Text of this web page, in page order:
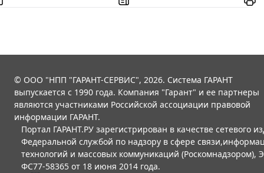
© ООО "НПП "ГАРАНТ-СЕРВИС", 2026. Система ГАРАНТ
выпускается с 1990 года. Компания "Гарант" и ее партнеры
являются участниками Российской ассоциации правовой
информации ГАРАНТ.
Портал ГАРАНТ.РУ зарегистрирован в качестве сетевого
Федеральной службой по надзору в сфере
технологий и массовых коммуникаций (Роскомнадзором),
ФС77-58365 от 18 июня 2014 года.